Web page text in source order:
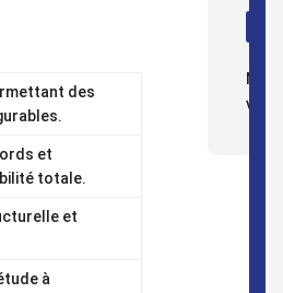
des
et
totale.
et
à